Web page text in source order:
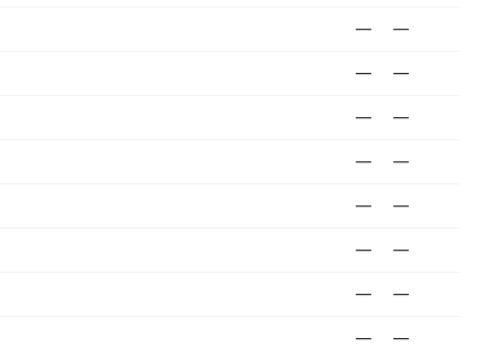
— —
— —
— —
— —
— —
— —
— —
— —